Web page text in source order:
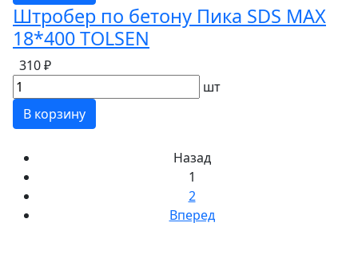
Штробер по бетону Пика SDS MAX
18*400 TOLSEN
310 ₽
шт
В корзину
Назад
1
2
Вперед